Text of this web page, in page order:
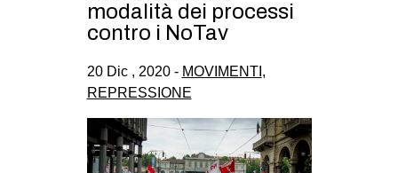
modalità dei processi
contro i NoTav
20 Dic , 2020 - MOVIMENTI ,
REPRESSIONE